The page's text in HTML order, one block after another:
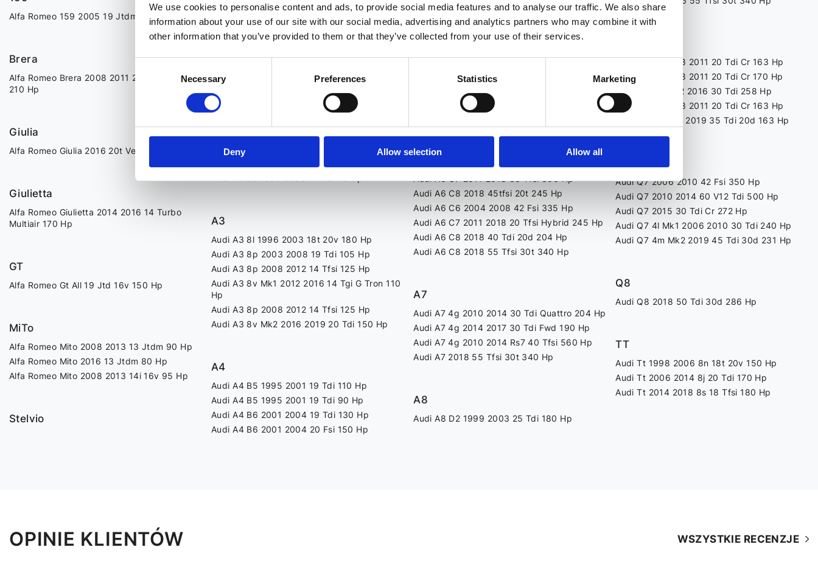
We use cookies to personalise content and ads, to provide social media features and to analyse our traffic. We also share
information about your use of our site with our social media, advertising and analytics partners who may combine it with
other information that you’ve provided to them or that they’ve collected from your use of their services.
Selection
Necessary Preferences Statistics Marketing
Deny Allow selection Allow all
Alfa Romeo 159 2005 19 Jtdm 16v 150 Hp
Brera
Alfa Romeo Brera 2008 2011 24 Jtdm 20v
210 Hp
Giulia
Alfa Romeo Giulia 2016 20t Veloce 280 Hp
Giulietta
Alfa Romeo Giulietta 2014 2016 14 Turbo
Multiair 170 Hp
GT
Alfa Romeo Gt All 19 Jtd 16v 150 Hp
MiTo
Alfa Romeo Mito 2008 2013 13 Jtdm 90 Hp
Alfa Romeo Mito 2016 13 Jtdm 80 Hp
Alfa Romeo Mito 2008 2013 14i 16v 95 Hp
Stelvio
Audi
A1
Audi A1 2010 2014 8x 16 Tdi 105 Hp
Audi A1 8x 2010 2014 14 Tfsi 185 Hp
Audi A1 8x 2015 2017 14 Tdi 90 Hp
A2
A3
Audi A3 8l 1996 2003 18t 20v 180 Hp
Audi A3 8p 2003 2008 19 Tdi 105 Hp
Audi A3 8p 2008 2012 14 Tfsi 125 Hp
Audi A3 8v Mk1 2012 2016 14 Tgi G Tron 110
Hp
Audi A3 8p 2008 2012 14 Tfsi 125 Hp
Audi A3 8v Mk2 2016 2019 20 Tdi 150 Hp
A4
Audi A4 B5 1995 2001 19 Tdi 110 Hp
Audi A4 B5 1995 2001 19 Tdi 90 Hp
Audi A4 B6 2001 2004 19 Tdi 130 Hp
Audi A4 B6 2001 2004 20 Fsi 150 Hp
Audi A4 B8 2008 2011 20 Tfsi 211 Hp
Audi A4 B8 2012 2015 20 Tdi Cr 120 Hp
Audi A4 B9 2015 2018 30 Tdi Fwd 218 Hp
Audi A4 B9 2015 2018 30 Tdi Quattro 272 Hp
Audi A6 C6 2004 2008 30 Tdi 225 Hp
Audi A6 C6 2008 2010 20 Tdi 163 Hp
Audi A6 C7 2011 2018 20 Tdi 190 Hp
Audi A6 C7 2011 2018 30 Tfsi 300 Hp
Audi A6 C8 2018 45tfsi 20t 245 Hp
Audi A6 C6 2004 2008 42 Fsi 335 Hp
Audi A6 C7 2011 2018 20 Tfsi Hybrid 245 Hp
Audi A6 C8 2018 40 Tdi 20d 204 Hp
Audi A6 C8 2018 55 Tfsi 30t 340 Hp
A7
Audi A7 4g 2010 2014 30 Tdi Quattro 204 Hp
Audi A7 4g 2014 2017 30 Tdi Fwd 190 Hp
Audi A7 4g 2010 2014 Rs7 40 Tfsi 560 Hp
Audi A7 2018 55 Tfsi 30t 340 Hp
A8
Audi A8 D2 1999 2003 25 Tdi 180 Hp
Audi Q5 8r 2008 2011 20 Tdi Cr 163 Hp
Audi Q5 8r 2008 2011 20 Tdi Cr 170 Hp
Audi Q5 8r 2012 2016 30 Tdi 258 Hp
Audi Q5 8r 2008 2011 20 Tdi Cr 163 Hp
Audi Q5 Fy Mk2 2019 35 Tdi 20d 163 Hp
Audi Q7 2006 2010 42 Fsi 350 Hp
Audi Q7 2010 2014 60 V12 Tdi 500 Hp
Audi Q7 2015 30 Tdi Cr 272 Hp
Audi Q7 4l Mk1 2006 2010 30 Tdi 240 Hp
Audi Q7 4m Mk2 2019 45 Tdi 30d 231 Hp
Q8
Audi Q8 2018 50 Tdi 30d 286 Hp
TT
Audi Tt 1998 2006 8n 18t 20v 150 Hp
Audi Tt 2006 2014 8j 20 Tdi 170 Hp
Audi Tt 2014 2018 8s 18 Tfsi 180 Hp
OPINIE KLIENTÓW WSZYSTKIE RECENZJE